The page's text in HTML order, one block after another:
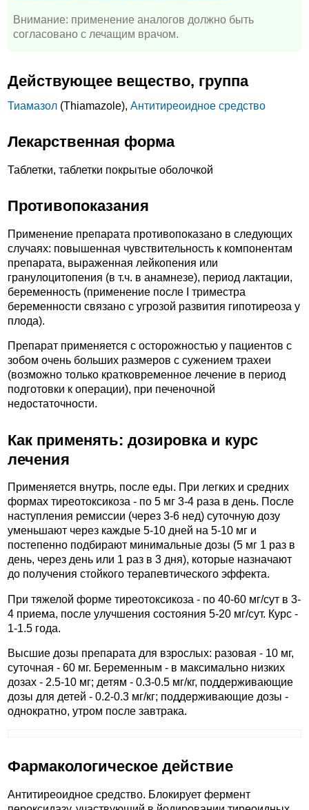
Внимание: применение аналогов должно быть
согласовано с лечащим врачом.
Действующее вещество, группа
Тиамазол (Thiamazole), Антитиреоидное средство
Лекарственная форма
Таблетки, таблетки покрытые оболочкой
Противопоказания
Применение препарата противопоказано в следующих
случаях: повышенная чувствительность к компонентам
препарата, выраженная лейкопения или
гранулоцитопения (в т.ч. в анамнезе), период лактации,
беременность (применение после I триместра
беременности связано с угрозой развития гипотиреоза у
плода).
Препарат применяется с осторожностью у пациентов с
зобом очень больших размеров с сужением трахеи
(возможно только кратковременное лечение в период
подготовки к операции), при печеночной
недостаточности.
Как применять: дозировка и курс
лечения
Применяется внутрь, после еды. При легких и средних
формах тиреотоксикоза - по 5 мг 3-4 раза в день. После
наступления ремиссии (через 3-6 нед) суточную дозу
уменьшают через каждые 5-10 дней на 5-10 мг и
постепенно подбирают минимальные дозы (5 мг 1 раз в
день, через день или 1 раз в 3 дня), которые назначают
до получения стойкого терапевтического эффекта.
При тяжелой форме тиреотоксикоза - по 40-60 мг/сут в 3-
4 приема, после улучшения состояния 5-20 мг/сут. Курс -
1-1.5 года.
Высшие дозы препарата для взрослых: разовая - 10 мг,
суточная - 60 мг. Беременным - в максимально низких
дозах - 2.5-10 мг; детям - 0.3-0.5 мг/кг, поддерживающие
дозы для детей - 0.2-0.3 мг/кг; поддерживающие дозы -
однократно, утром после завтрака.
Фармакологическое действие
Антитиреоидное средство. Блокирует фермент